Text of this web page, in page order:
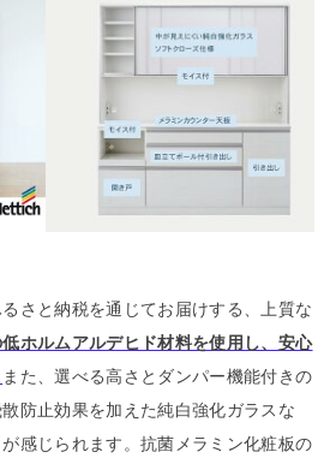
さと納税を通じてお届けする、上質な
ホルムアルデヒド材料を使用し、安心
また、選べる高さとダンパー機能付きの
防止効果を加えた純白強化ガラスな
感じられます。 抗菌メラミン化粧板の